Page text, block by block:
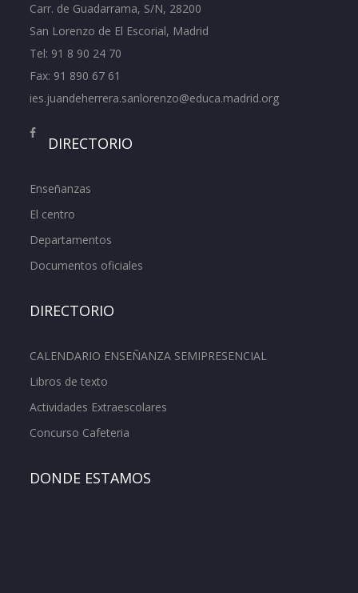
Carr. de Guadarrama, S/N, 28200
San Lorenzo de El Escorial, Madrid
Tel: 91 8 90 24 70
Fax: 91 890 67 61
ies.juandeherrera.sanlorenzo@educa.madrid.org
DIRECTORIO
Enseñanzas
El centro
Departamentos
Documentos oficiales
DIRECTORIO
CALENDARIO ENSEÑANZA SEMIPRESENCIAL
Libros de texto
Actividades Extraescolares
Concurso Cafeteria
DONDE ESTAMOS